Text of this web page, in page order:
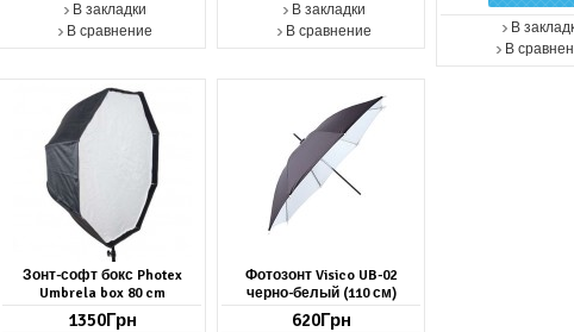
В закладки
В сравнение
В закладки
В сравнение
В
В
Зонт-софт бокс Photex
Umbrela box 80 cm
1350Грн
Фотозонт Visico UB-02
черно-белый (110 см)
620Грн